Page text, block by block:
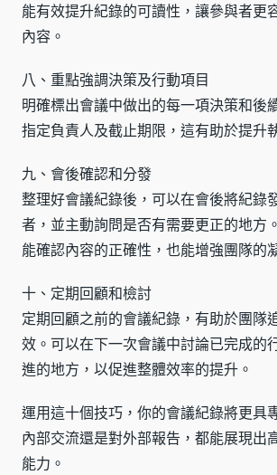
能有效提升紀錄的可讀性，讓參與者更
內容。
八、重點強調決策及行動項目
明確標出會議中做出的每一項決策和後
指定負責人及截止期限，這有助於提升
九、會後確認和分發
整理好會議紀錄後，可以在會後將紀錄
者，並主動詢問是否有需要更正的地方
能確認內容的正確性，也能增強團隊的
十、定期回顧和檢討
定期回顧之前的會議紀錄，有助於團隊
效。可以在下一次會議中討論已完成的
進的地方，以促進整體效率的提升。
運用這十個技巧，你的會議紀錄將更具
內部交流還是對外部報告，都能展現出
能力。